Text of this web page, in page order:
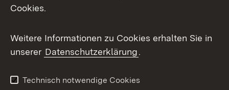
Messenger
Social Wall
X / Twitter
Youtube
Cookies.
Weitere Informationen zu Cookies erhalten Sie in
unserer Datenschutzerklärung.
Technisch notwendige Cookies